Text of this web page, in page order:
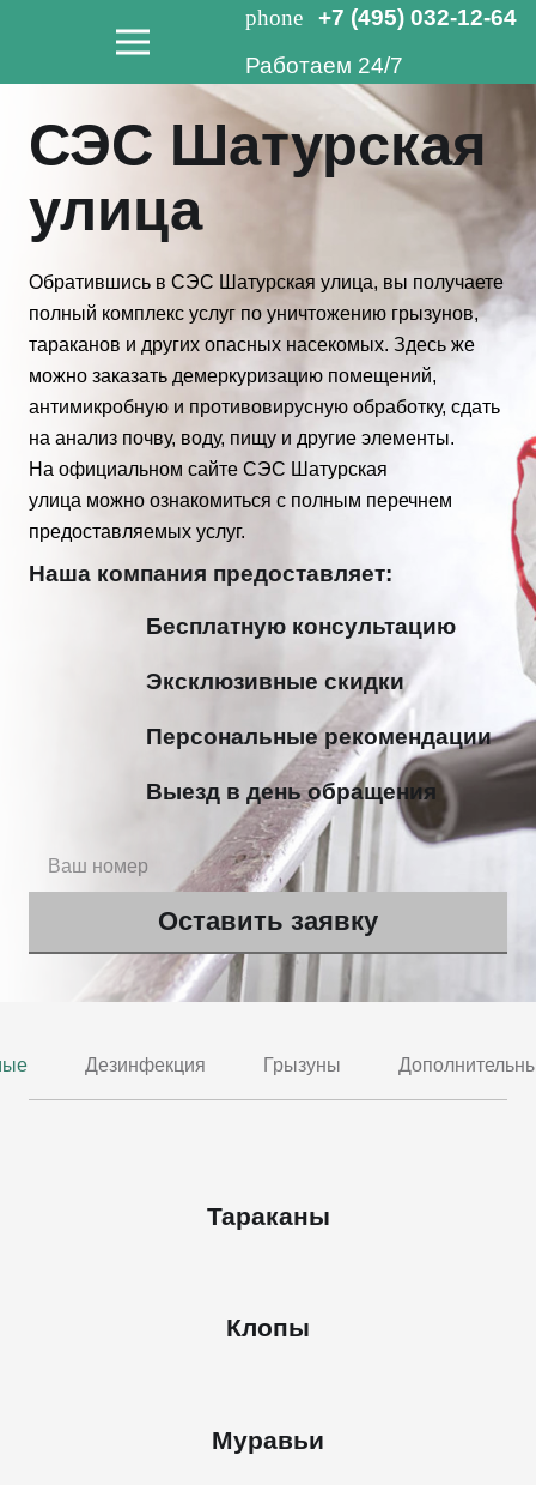
phone
+7 (495) 032-12-64
Работаем 24/7
СЭС Шатурская
улица
Обратившись в СЭС Шатурская улица, вы получаете
полный комплекс услуг по уничтожению грызунов,
тараканов и других опасных насекомых. Здесь же
можно заказать демеркуризацию помещений,
антимикробную и противовирусную обработку, сдать
на анализ почву, воду, пищу и другие элементы.
На официальном сайте СЭС Шатурская
улица можно ознакомиться с полным перечнем
предоставляемых услуг.
Наша компания предоставляет:
Бесплатную консультацию
Эксклюзивные скидки
Персональные рекомендации
Выезд в день обращения
Дезинфекция Грызуны
Тараканы
Клопы
Муравьи